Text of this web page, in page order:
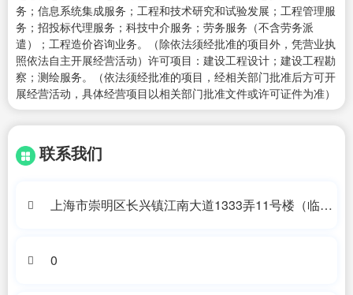
务；信息系统集成服务；工程和技术研究和试验发展；工程管理服
务；招投标代理服务；科技中介服务；劳务服务（不含劳务派
遣）；工程造价咨询业务。（除依法须经批准的项目外，凭营业执
照依法自主开展经营活动）许可项目：建设工程设计；建设工程勘
察；测绘服务。（依法须经批准的项目，经相关部门批准后方可开
展经营活动，具体经营项目以相关部门批准文件或许可证件为准）
联系我们
上海市崇明区长兴镇江南大道1333弄11号楼（临港
0